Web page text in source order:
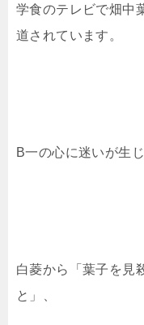
学食のテレビで畑中
道されています。
B一の心に迷いが生じ
白菱から「葉子を見
と」、